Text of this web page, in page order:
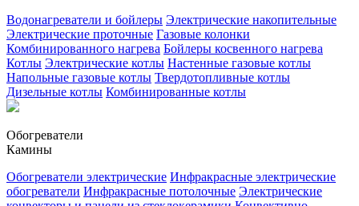
Водонагреватели и бойлеры Электрические накопительные
Электрические проточные Газовые колонки
Комбинированного нагрева Бойлеры косвенного нагрева
Котлы Электрические котлы Настенные газовые котлы
Напольные газовые котлы Твердотопливные котлы
Дизельные котлы Комбинированные котлы
Обогреватели
Камины
Обогреватели электрические Инфракрасные электрические
обогреватели Инфракрасные потолочные Электрические